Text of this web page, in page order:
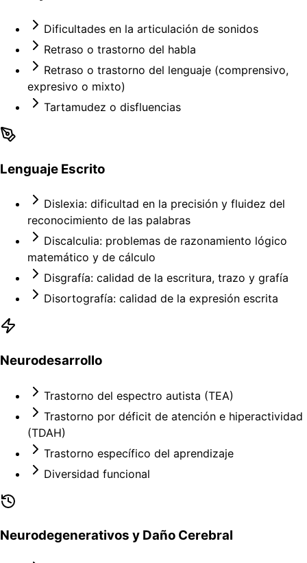
Dificultades en la articulación de sonidos
Retraso o trastorno del habla
Retraso o trastorno del lenguaje (comprensivo,
expresivo o mixto)
Tartamudez o disfluencias
Lenguaje Escrito
Dislexia: dificultad en la precisión y fluidez del
reconocimiento de las palabras
Discalculia: problemas de razonamiento lógico
matemático y de cálculo
Disgrafía: calidad de la escritura, trazo y grafía
Disortografía: calidad de la expresión escrita
Neurodesarrollo
Trastorno del espectro autista (TEA)
Trastorno por déficit de atención e hiperactividad
(TDAH)
Trastorno específico del aprendizaje
Diversidad funcional
Neurodegenerativos y Daño Cerebral